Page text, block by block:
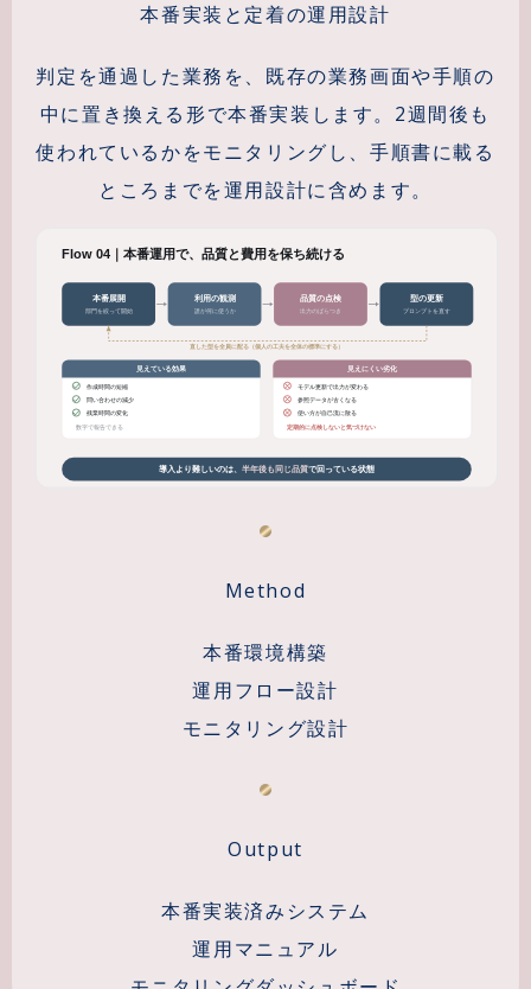
本番実装と定着の運用設計
判定を通過した業務を、既存の業務画面や手順の
中に置き換える形で本番実装します。2週間後も
使われているかをモニタリングし、手順書に載る
ところまでを運用設計に含めます。
Method
本番環境構築
運用フロー設計
モニタリング設計
Output
本番実装済みシステム
運用マニュアル